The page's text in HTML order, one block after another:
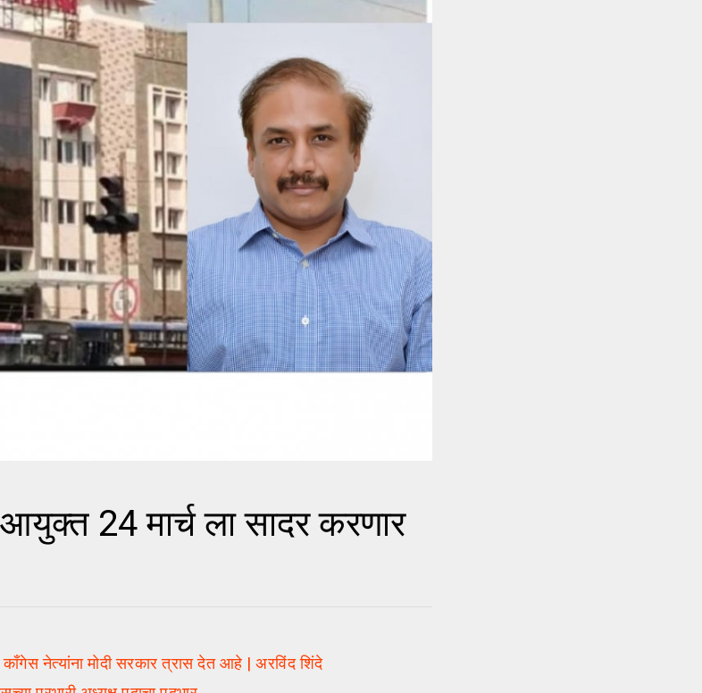
24 मार्च ला सादर करणार
नेत्यांना मोदी सरकार त्रास देत आहे | अरविंद शिंदे